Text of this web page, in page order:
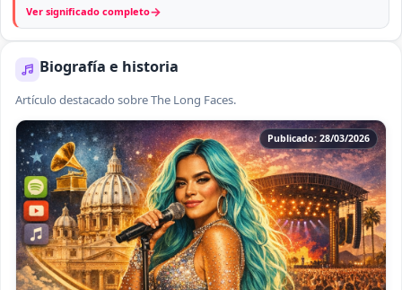
Ver significado completo→
Biografía e historia
Artículo destacado sobre The Long Faces.
Publicado: 28/03/2026